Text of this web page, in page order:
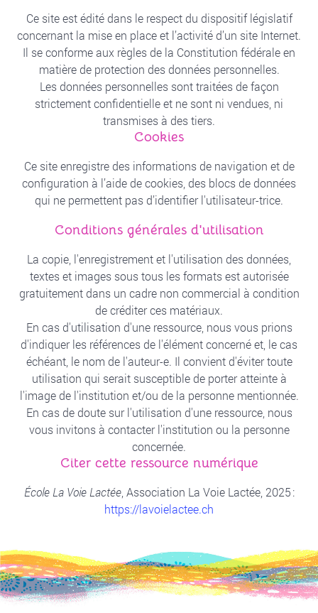
Ce site est édité dans le respect du dispositif législatif
concernant la mise en place et l’activité d’un site Internet.
Il se conforme aux règles de la Constitution fédérale en
matière de protection des données personnelles.
Les données personnelles sont traitées de façon
strictement confidentielle et ne sont ni vendues, ni
transmises à des tiers.
Cookies
Ce site enregistre des informations de navigation et de
configuration à l’aide de cookies, des blocs de données
qui ne permettent pas d’identifier l'utilisateur-trice.
Conditions générales d'utilisation
La copie, l'enregistrement et l'utilisation des données,
textes et images sous tous les formats est autorisée
gratuitement dans un cadre non commercial à condition
de créditer ces matériaux.
En cas d'utilisation d'une ressource, nous vous prions
d'indiquer les références de l'élément concerné et, le cas
échéant, le nom de l'auteur-e. Il convient d'éviter toute
utilisation qui serait susceptible de porter atteinte à
l'image de l'institution et/ou de la personne mentionnée.
En cas de doute sur l'utilisation d'une ressource, nous
vous invitons à contacter l'institution ou la personne
concernée.
Citer cette ressource numérique
École La Voie Lactée, Association La Voie Lactée, 2025 :
https://lavoielactee.ch